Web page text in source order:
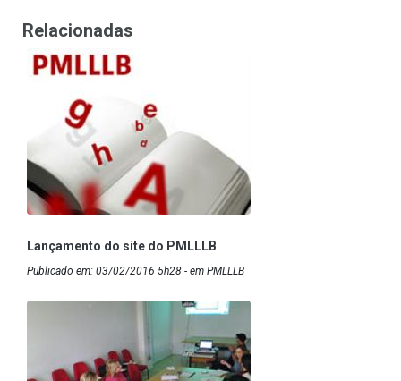
Relacionadas
Lançamento do site do PMLLLB
Publicado em: 03/02/2016 5h28 - em PMLLLB